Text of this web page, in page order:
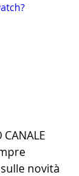
CANALE
novità